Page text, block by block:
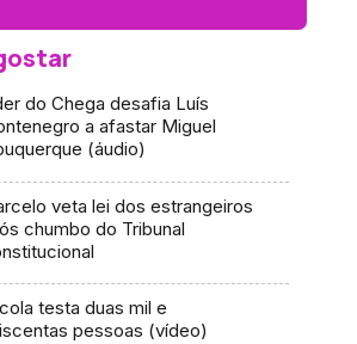
do Chega desafia Luís
a afastar Miguel
(áudio)
veta lei dos estrangeiros
chumbo do Tribunal
testa duas mil e
pessoas (vídeo)